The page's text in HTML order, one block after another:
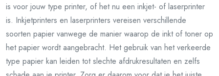
is voor jouw type printer, of het nu een inkjet- of laserprinter
is. Inkjetprinters en laserprinters vereisen verschillende
soorten papier vanwege de manier waarop de inkt of toner op
het papier wordt aangebracht. Het gebruik van het verkeerde
type papier kan leiden tot slechte afdrukresultaten en zelfs